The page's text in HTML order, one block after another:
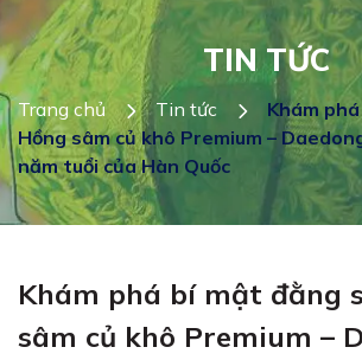
TIN TỨC
Trang chủ Tin tức
Khám
Hồng sâm củ khô Premium –
năm tuổi của Hàn Quốc
Khám phá bí mật đằng
sâm củ khô Premium –